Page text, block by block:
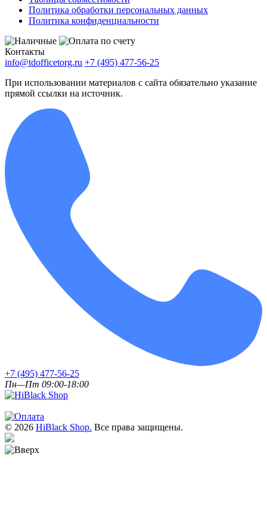
Политика обработки персональных данных
Политика конфиденциальности
Контакты
info@tdofficetorg.ru +7 (495) 477-56-25
При использовании материалов с сайта обязательно указание
прямой ссылки на источник.
+7 (495) 477-56-25
Пн—Пт 09:00-18:00
© 2026 HiBlack Shop. Все права защищены.